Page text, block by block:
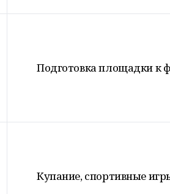
Подготовка площадки к
Купание, спортивные